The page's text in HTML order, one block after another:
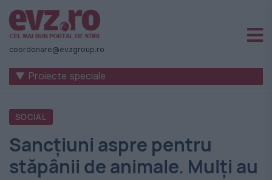
Știri
naționale
internaționale
România
-
Evenimentul
coordonare@evzgroup.ro
▼ Proiecte speciale
SOCIAL
Sancțiuni aspre pentru
stăpânii de animale. Mulți au